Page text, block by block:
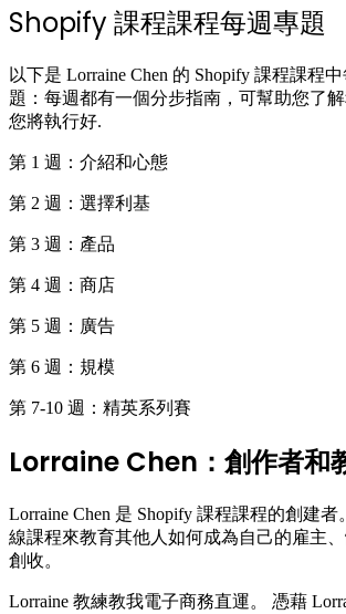
Shopify 課程課程每週專題
以下是 Lorraine Chen 的 Shopify 課程課程
題：每週都有一個分步指南，可幫助您了
您將執行好.
第 1 週：介紹和心態
第 2 週：選擇利基
第 3 週：產品
第 4 週：商店
第 5 週：廣告
第 6 週：規模
第 7-10 週：精英系列賽
Lorraine Chen：創作者和
Lorraine Chen 是 Shopify 課程課程的創建者
線課程來教育其他人如何成為自己的雇主
創收。
Lorraine 教練教我電子商務直運。 憑藉